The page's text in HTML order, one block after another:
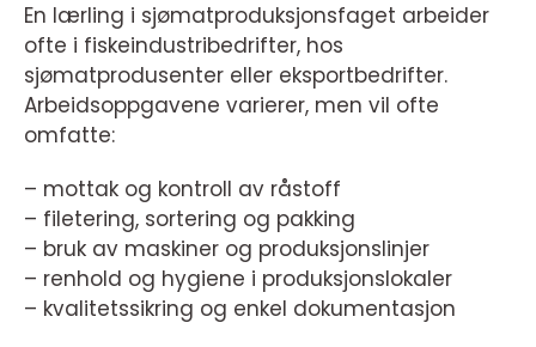
En lærling i sjømatproduksjonsfaget arbeider
ofte i fiskeindustribedrifter, hos
sjømatprodusenter eller eksportbedrifter.
Arbeidsoppgavene varierer, men vil ofte
omfatte:
– mottak og kontroll av råstoff
– filetering, sortering og pakking
– bruk av maskiner og produksjonslinjer
– renhold og hygiene i produksjonslokaler
– kvalitetssikring og enkel dokumentasjon